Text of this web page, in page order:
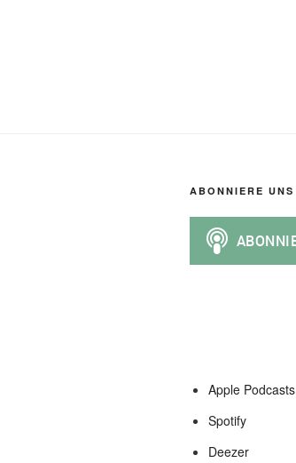
ABONNIERE UNS
Apple Podcasts
Spotify
Deezer